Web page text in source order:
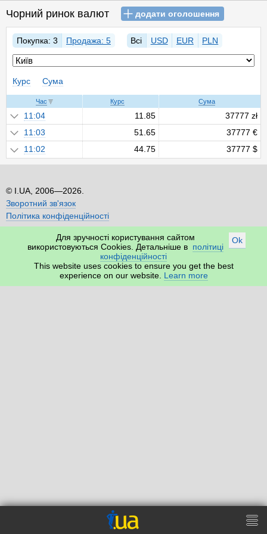
Чорний ринок валют додати оголошення
Покупка: 3 Продажа: 5 Всі USD EUR PLN
Курс Сума
Час Курс Сума
11:04 11.85
37777 zł
11:03
51.65
37777 €
11:02
44.75 37777 $
I.UA, 2006—2026.
Зворотний зв'язок
Політика конфіденційності
Ok
Для зручності користування сайтом
використовуються Cookies. Детальніше в політиці
конфіденційності
This website uses cookies to ensure you get the best
experience on our website. Learn more